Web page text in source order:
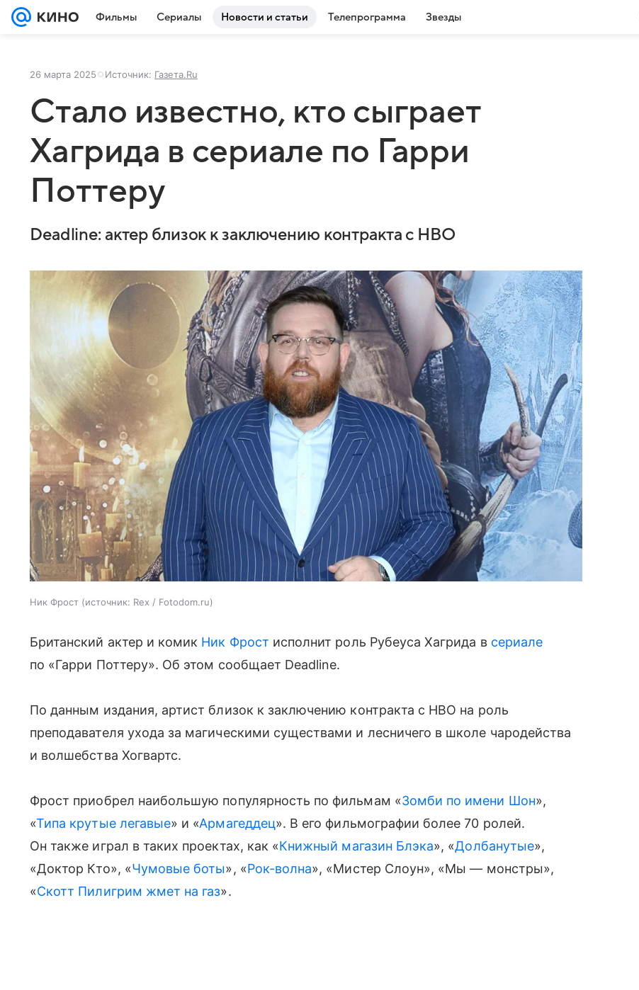
Фильмы Сериалы Новости и статьи Телепрограмма Звезды
26 марта 2025 Источник: Газета.Ru
Стало известно, кто сыграет
Хагрида в сериале по Гарри
Поттеру
Deadline: актер близок к заключению контракта с HBO
Ник Фрост источник: Rex / Fotodom.ru
Британский актер и комик Ник Фрост исполнит роль Рубеуса Хагрида в сериале
по «Гарри Поттеру». Об этом сообщает Deadline.
По данным издания, артист близок к заключению контракта с HBO на роль
преподавателя ухода за магическими существами и лесничего в школе чародейства
и волшебства Хогвартс.
Фрост приобрел наибольшую популярность по фильмам «Зомби по имени Шон»,
«Типа крутые легавые» и «Армагеддец». В его фильмографии более 70 ролей.
Он также играл в таких проектах, как «Книжный магазин Блэка», «Долбанутые»,
«Доктор Кто», «Чумовые боты», «Рок-волна», «Мистер Слоун», «Мы — монстры»,
«Скотт Пилигрим жмет на газ».